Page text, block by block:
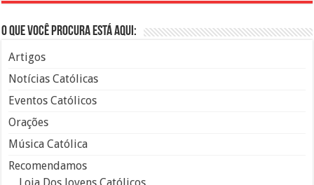
O que você procura está aqui:
Artigos
Notícias Católicas
Eventos Católicos
Orações
Música Católica
Recomendamos